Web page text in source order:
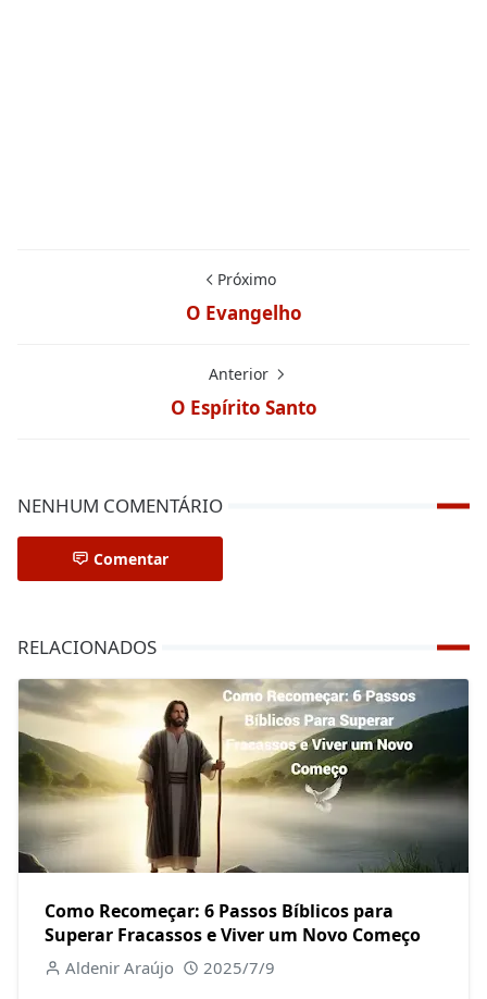
Próximo
O Evangelho
Anterior
O Espírito Santo
NENHUM COMENTÁRIO
Comentar
RELACIONADOS
Como Recomeçar: 6 Passos Bíblicos para
Superar Fracassos e Viver um Novo Começo
Aldenir Araújo 2025/7/9